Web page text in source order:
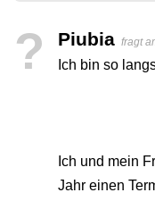
? Piubia fragt
Ich bin so
Ich und mein
Jahr einen